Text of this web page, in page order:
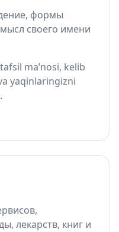
формы
своего имени
ma’nosi, kelib
yaqinlaringizni
лекарств, книг и